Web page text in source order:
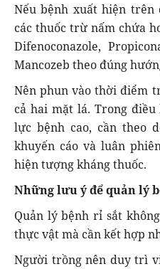
Nếu bệnh xuất hiện trên
các thuốc trừ nấm chứa
Difenoconazole,
Mancozeb theo đúng
Nên phun vào thời điểm
cả hai mặt lá. Trong
lực bệnh cao, cần theo
khuyến cáo và luân
hiện tượng kháng thuốc.
Những lưu ý để quản lý
Quản lý bệnh rỉ sắt
thực vật mà cần kết hợp
Người trồng nên duy trì